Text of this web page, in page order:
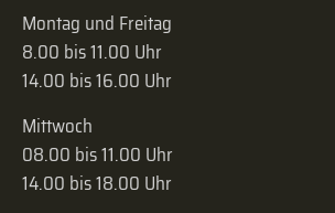
Montag und Freitag
8.00 bis 11.00 Uhr
14.00 bis 16.00 Uhr
Mittwoch
08.00 bis 11.00 Uhr
14.00 bis 18.00 Uhr